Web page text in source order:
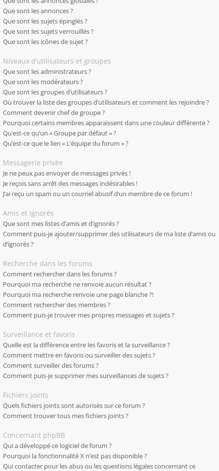
Que sont les annonces ?
Que sont les sujets épinglés ?
Que sont les sujets verrouillés ?
Que sont les icônes de sujet ?
Niveaux d’utilisateurs et groupes
Que sont les administrateurs ?
Que sont les modérateurs ?
Que sont les groupes d’utilisateurs ?
Où trouver la liste des groupes d’utilisateurs et comment les rejoindre ?
Comment devenir chef de groupe ?
Pourquoi certains membres apparaissent dans une couleur différente ?
Qu’est-ce qu’un « Groupe par défaut » ?
Qu’est-ce que le lien « L’équipe du forum » ?
Messagerie privée
Je ne peux pas envoyer de messages privés !
Je reçois sans arrêt des messages indésirables !
J’ai reçu un spam ou un courriel abusif d’un membre de ce forum !
Amis et ignorés
Que sont mes listes d’amis et d’ignorés ?
Comment puis-je ajouter/supprimer des utilisateurs de ma liste d’amis ou
d’ignorés ?
Recherche dans les forums
Comment rechercher dans les forums ?
Pourquoi ma recherche ne renvoie aucun résultat ?
Pourquoi ma recherche renvoie une page blanche ?!
Comment rechercher des membres ?
Comment puis-je trouver mes propres messages et sujets ?
Surveillance et favoris
Quelle est la différence entre les favoris et la surveillance ?
Comment mettre en favoris ou surveiller des sujets ?
Comment surveiller des forums ?
Comment puis-je supprimer mes surveillances de sujets ?
Fichiers joints
Quels fichiers joints sont autorisés sur ce forum ?
Comment trouver tous mes fichiers joints ?
Concernant phpBB
Qui a développé ce logiciel de forum ?
Pourquoi la fonctionnalité X n’est pas disponible ?
Qui contacter pour les abus ou les questions légales concernant ce